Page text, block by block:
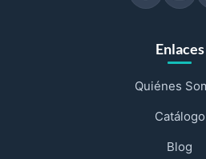
Enlaces
Quiénes
Catálogo
Blog